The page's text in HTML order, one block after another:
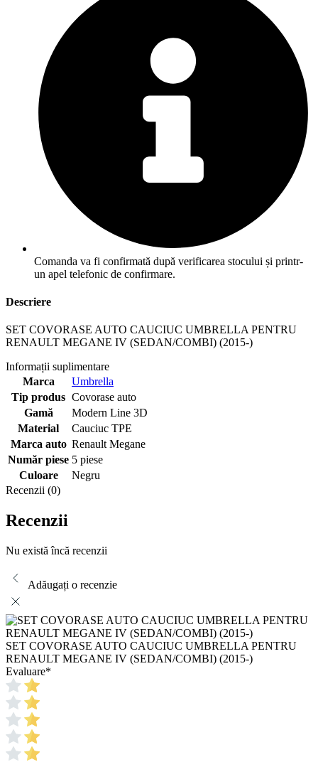
Comanda va fi confirmată după verificarea stocului și printr-
un apel telefonic de confirmare.
Descriere
SET COVORASE AUTO CAUCIUC UMBRELLA PENTRU
RENAULT MEGANE IV (SEDAN/COMBI) (2015-)
Informații suplimentare
Marca
Umbrella
Tip produs Covorase auto
Gamă
Modern Line 3D
Material
Cauciuc TPE
Marca auto Renault Megane
Număr piese 5 piese
Culoare
Negru
Recenzii (0)
Recenzii
Nu există încă recenzii
Adăugați o recenzie
SET COVORASE AUTO CAUCIUC UMBRELLA PENTRU
RENAULT MEGANE IV (SEDAN/COMBI) (2015-)
Evaluare*